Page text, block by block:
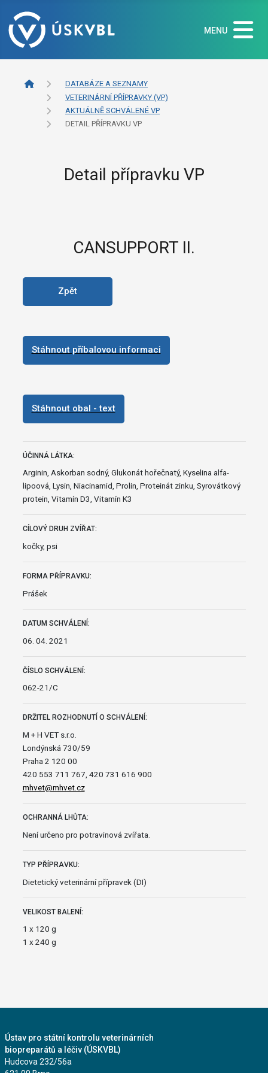
MENU
DATABÁZE A SEZNAMY
VETERINÁRNÍ PŘÍPRAVKY (VP)
AKTUÁLNĚ SCHVÁLENÉ VP
DETAIL PŘÍPRAVKU VP
Detail přípravku VP
CANSUPPORT II.
Zpět
Stáhnout příbalovou informaci
Stáhnout obal - text
ÚČINNÁ LÁTKA:
Arginin, Askorban sodný, Glukonát hořečnatý, Kyselina alfa-
lipoová, Lysin, Niacinamid, Prolin, Proteinát zinku, Syrovátkový
protein, Vitamín D3, Vitamín K3
CÍLOVÝ DRUH ZVÍŘAT:
kočky, psi
FORMA PŘÍPRAVKU:
Prášek
DATUM SCHVÁLENÍ:
06. 04. 2021
ČÍSLO SCHVÁLENÍ:
062-21/C
DRŽITEL ROZHODNUTÍ O SCHVÁLENÍ:
M + H VET s.r.o.
Londýnská 730/59
Praha 2 120 00
420 553 711 767, 420 731 616 900
mhvet@mhvet.cz
OCHRANNÁ LHŮTA:
Není určeno pro potravinová zvířata.
TYP PŘÍPRAVKU:
Dietetický veterinární přípravek (DI)
VELIKOST BALENÍ:
1 x 120 g
1 x 240 g
Ústav pro státní kontrolu veterinárních
biopreparátů a léčiv (ÚSKVBL)
Hudcova 232/56a